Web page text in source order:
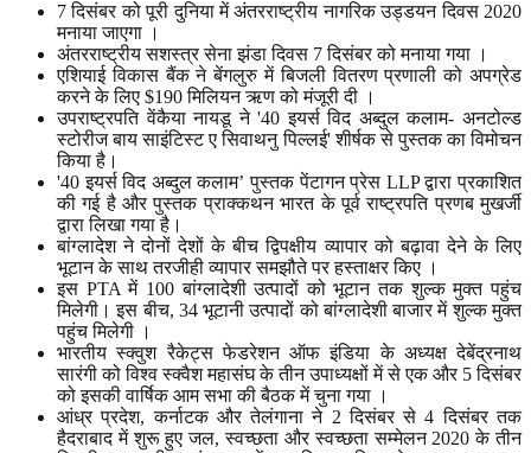
7 दिसंबर को पूरी दुनिया में अंतरराष्ट्रीय नागरिक उड्डयन दिवस 2020
मनाया जाएगा ।
अंतरराष्ट्रीय सशस्त्र सेना झंडा दिवस 7 दिसंबर को मनाया गया ।
एशियाई विकास बैंक ने बेंगलुरु में बिजली वितरण प्रणाली को अपग्रेड
करने के लिए $190 मिलियन ऋण को मंजूरी दी ।
उपराष्ट्रपति वेंकैया नायडू ने '40 इयर्स विद अब्दुल कलाम- अनटोल्ड
स्टोरीज बाय साइंटिस्ट ए सिवाथनु पिल्लई' शीर्षक से पुस्तक का विमोचन
किया है।
'40 इयर्स विद अब्दुल कलाम’ पुस्तक पेंटागन प्रेस LLP द्वारा प्रकाशित
की गई है और पुस्तक प्राक्कथन भारत के पूर्व राष्ट्रपति प्रणब मुखर्जी
द्वारा लिखा गया है।
बांग्लादेश ने दोनों देशों के बीच द्विपक्षीय व्यापार को बढ़ावा देने के लिए
भूटान के साथ तरजीही व्यापार समझौते पर हस्ताक्षर किए ।
इस PTA में 100 बांग्लादेशी उत्पादों को भूटान तक शुल्क मुक्त पहुंच
मिलेगी। इस बीच, 34 भूटानी उत्पादों को बांग्लादेशी बाजार में शुल्क मुक्त
पहुंच मिलेगी ।
भारतीय स्क्वुश रैकेट्स फेडरेशन ऑफ इंडिया के अध्यक्ष देबेंद्रनाथ
सारंगी को विश्व स्क्वैश महासंघ के तीन उपाध्यक्षों में से एक और 5 दिसंबर
को इसकी वार्षिक आम सभा की बैठक में चुना गया ।
आंध्र प्रदेश, कर्नाटक और तेलंगाना ने 2 दिसंबर से 4 दिसंबर तक
हैदराबाद में शुरू हुए जल, स्वच्छता और स्वच्छता सम्मेलन 2020 के तीन